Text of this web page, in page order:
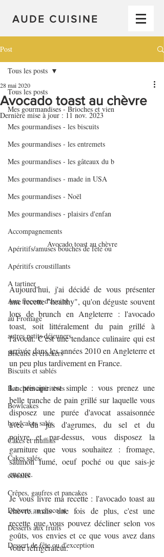
AUDE CUISINE
Post
Tous les posts
Mes gourmandises - Brioches et vien
Mes gourmandises - les biscuits
Mes gourmandises - les entremets
Mes gourmandises - les gâteaux du b
Mes gourmandises - made in USA
Mes gourmandises - Noël
Mes gourmandises - plaisirs d'enfan
Accompagnements
Apéritifs/amuses bouches de fête ou
Apéritifs croustillants
A tartiner
Aux flocons d'avoine
au Fromage
autres petits déjeuners
Biscuits et crackers
Biscuits et sablés
Bouchées apéritives
Bowlcakes
bowlcakes salés
Cakes et muffins
Cakes salés
céréales
Crêpes, gaufres et pancakes
Desserts au chocolat
Desserts aux fruits
Dessert de fête ou d'exception
Tous les posts
Avocado toast au chèvre
28 mai 2020
Dernière mise à jour : 11 nov. 2023
Avocado toast au chèvre
Aujourd'hui, j'ai décidé de vous présenter
une recette "healthy", qu'on déguste souvent
lors de brunch en Angleterre : l'avocado
toast, soit littéralement du pain grillé à
l'avocat. C'est une tendance culinaire qui est
arrivée dans les années 2010 en Angleterre et
un peu plus tardivement en France.
Le principe est simple : vous prenez une
belle tranche de pain grillé sur laquelle vous
disposez une purée d'avocat assaisonnée
avec du jus d'agrumes, du sel et du
poivre...et par-dessus, vous disposez la
garniture que vous souhaitez : fromage,
saumon fumé, oeuf poché ou que sais-je
encore.
Je vous livre ma recette : l'avocado toast au
chèvre...mais une fois de plus, c'est une
recette que vous pouvez décliner selon vos
goûts, vos envies et ce que vous avez dans
votre réfrigérateur.